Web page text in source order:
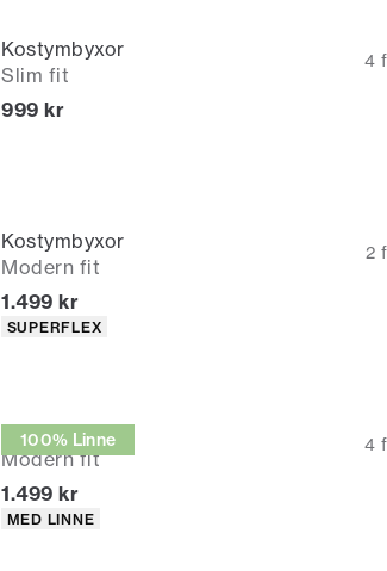
Kostymbyxor
Slim fit
4
Nuvarande pris
999 kr
Kostymbyxor
Modern fit
2
Nuvarande pris
1.499 kr
Produktattribut
SUPERFLEX
100% Linne
Kostymbyxor
Modern fit
4
Nuvarande pris
1.499 kr
Produktattribut
MED LINNE